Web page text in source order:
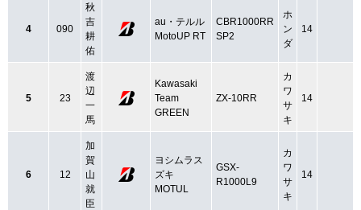
4 090
秋
吉
耕
佑
au・テルル
MotoUP RT
CBR1000RR
SP2
ホ
ン
ダ
14
5 23
渡
辺
一
馬
Kawasaki
Team
GREEN
ZX-10RR
カ
ワ
サ
キ
14
6 12
加
賀
山
就
臣
ヨシムラス
ズキ
MOTUL
GSX-
R1000L9
カ
ワ
サ
キ
14